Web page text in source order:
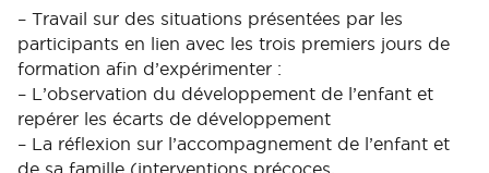
– Travail sur des situations présentées par les
participants en lien avec les trois premiers jours de
formation afin d’expérimenter :
– L’observation du développement de l’enfant et
repérer les écarts de développement
– La réflexion sur l’accompagnement de l’enfant et
de sa famille (interventions précoces,